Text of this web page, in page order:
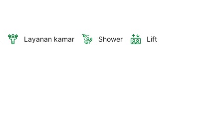
Layanan kamar Shower Lift